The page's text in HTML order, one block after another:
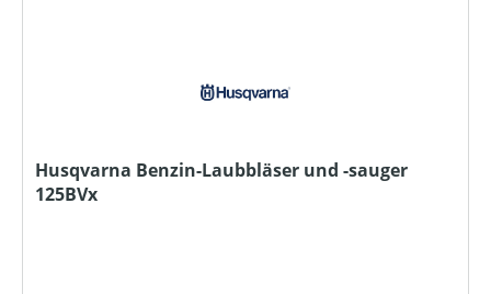
Husqvarna Benzin-Laubbläser und -sauger
125BVx